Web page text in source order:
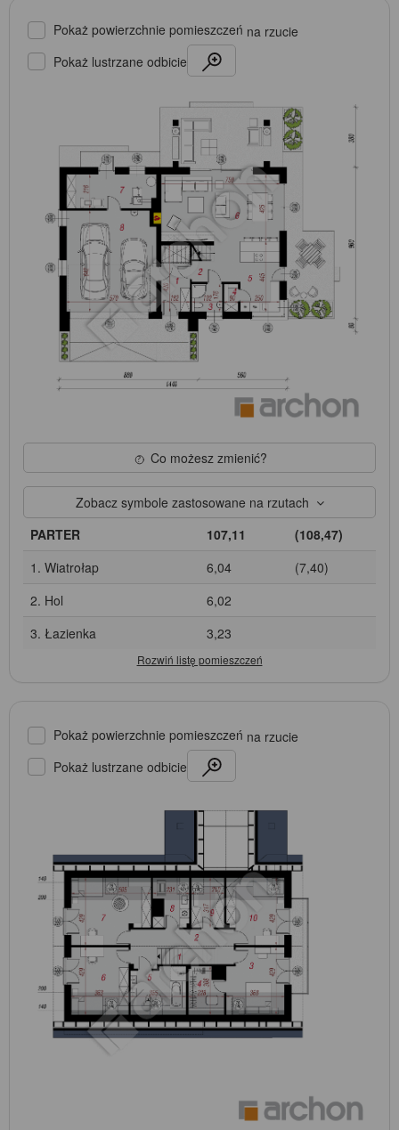
Pokaż powierzchnie pomieszczeń na rzucie
Pokaż lustrzane odbicie
Co możesz zmienić?
Zobacz symbole zastosowane na rzutach
PARTER
107,11
(108,47)
1. Wiatrołap
6,04
(7,40)
2. Hol
6,02
3. Łazienka
3,23
Pokaż powierzchnie pomieszczeń na rzucie
Pokaż lustrzane odbicie